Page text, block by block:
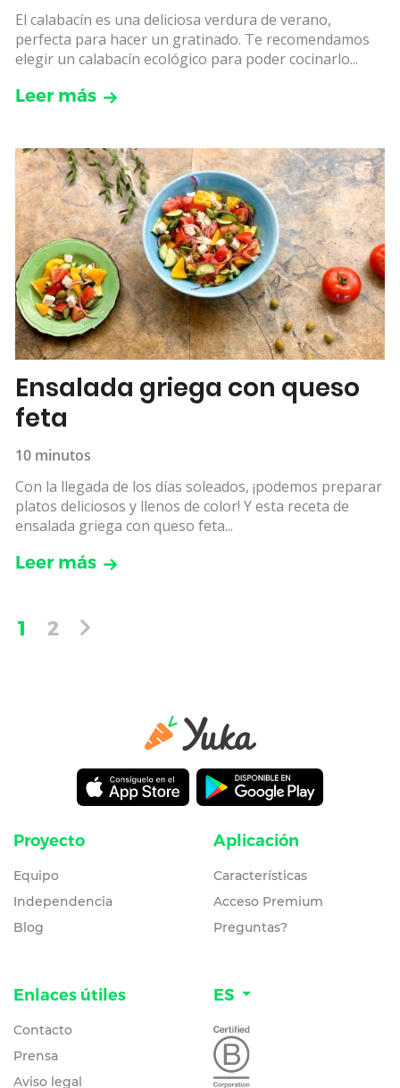
El calabacín es una deliciosa verdura de verano,
perfecta para hacer un gratinado. Te recomendamos
elegir un calabacín ecológico para poder cocinarlo...
Leer más
Ensalada griega con queso
feta
10 minutos
Con la llegada de los días soleados, ¡podemos preparar
platos deliciosos y llenos de color! Y esta receta de
ensalada griega con queso feta...
Leer más
1 2
Proyecto
Equipo
Independencia
Blog
Aplicación
Características
Acceso Premium
Preguntas?
Enlaces útiles
Contacto
Prensa
Aviso legal
ES